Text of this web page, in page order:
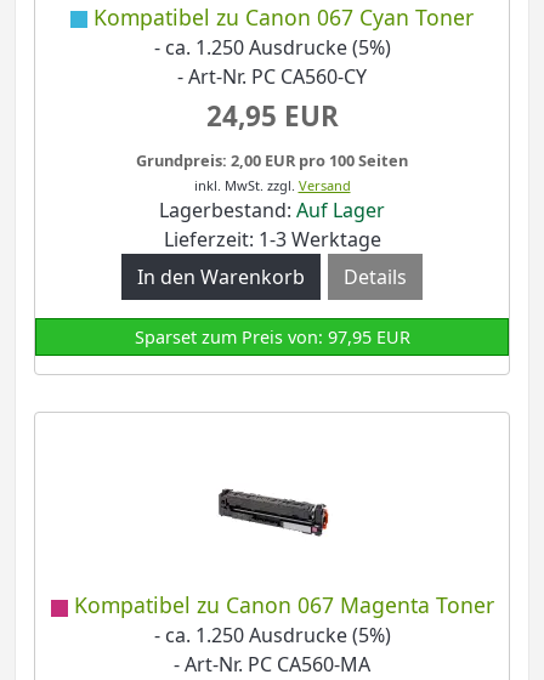
Kompatibel zu Canon 067 Cyan Toner
- ca. 1.250 Ausdrucke (5%)
- Art-Nr. PC CA560-CY
24,95 EUR
Grundpreis: 2,00 EUR pro 100 Seiten
inkl. MwSt. zzgl. Versand
Lagerbestand: Auf Lager
Lieferzeit: 1-3 Werktage
Details
Sparset zum Preis von: 97,95 EUR
Kompatibel zu Canon 067 Magenta Toner
- ca. 1.250 Ausdrucke (5%)
- Art-Nr. PC CA560-MA